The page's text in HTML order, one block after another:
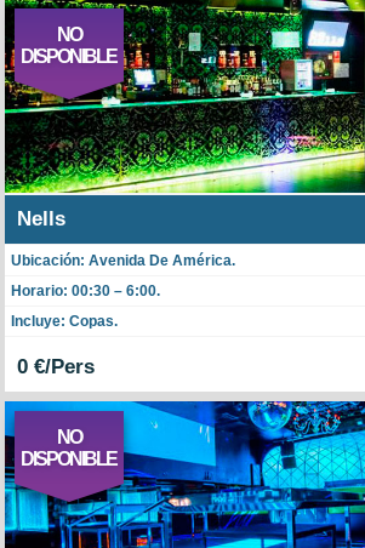
NO
DISPONIBLE
Nells
Ubicación: Avenida De América.
Horario: 00:30 – 6:00.
Incluye: Copas.
0 €/Pers
NO
DISPONIBLE